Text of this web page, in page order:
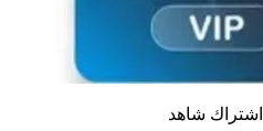
اشتراك شاهد